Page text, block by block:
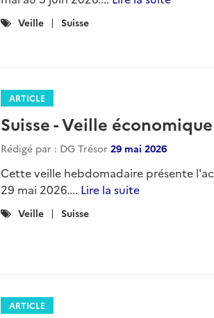
Catégories
Veille Suisse
ARTICLE
Suisse - Veille
Rédigé par : DG Trésor 29 mai 2026
Cette veille hebdomadaire présente
29 mai 2026.... Lire la suite
Catégories
Veille Suisse
ARTICLE